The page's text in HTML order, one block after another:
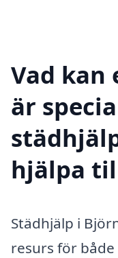
Vad kan
är
hjälpa
Städhjälp i
resurs för